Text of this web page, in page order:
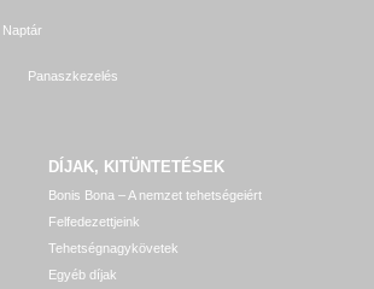
Naptár
Panaszkezelés
DÍJAK, KITÜNTETÉSEK
Bonis Bona – A nemzet tehetségeiért
Felfedezettjeink
Tehetségnagykövetek
Egyéb díjak